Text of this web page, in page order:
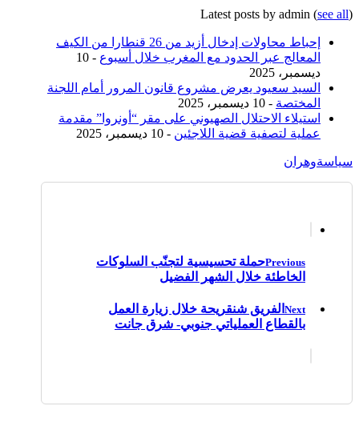
Latest posts by admin (see all)
إحباط محاولات إدخال أزيد من 26 قنطارا من الكيف
المعالج عبر الحدود مع المغرب خلال أسبوع
- 10
ديسمبر، 2025
السيد سعيود يعرض مشروع قانون المرور أمام اللجنة
المختصة - 10 ديسمبر، 2025
استيلاء الاحتلال الصهيوني على مقر “أونروا” مقدمة
عملية لتصفية قضية اللاجئين - 10 ديسمبر، 2025
سياسةوهران
Previousحملة تحسيسية لتجنّب السلوكات
الخاطئة خلال الشهر الفضيل
Next الفريق شنقريحة خلال زيارة العمل
بالقطاع العملياتي جنوبي- شرق جانت